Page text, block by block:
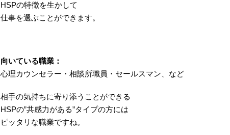
HSPの特徴を生かして
仕事を選ぶことができます。
向いている職業：
心理カウンセラー・相談所職員・セールスマン、など
相手の気持ちに寄り添うことができる
HSPの”共感力がある”タイプの方には
ピッタリな職業ですね。